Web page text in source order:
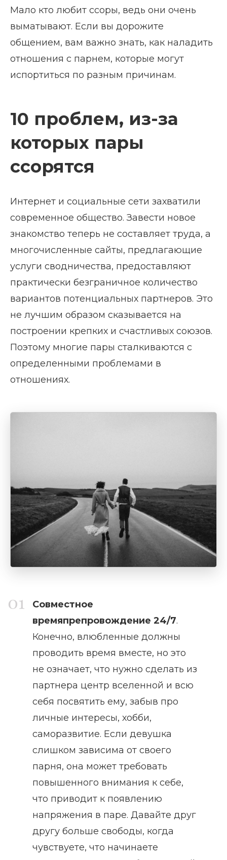
Мало кто любит ссоры, ведь они очень
выматывают. Если вы дорожите
общением, вам важно знать, как наладить
отношения с парнем, которые могут
испортиться по разным причинам.
10 проблем, из-за
которых пары
ссорятся
Интернет и социальные сети захватили
современное общество. Завести новое
знакомство теперь не составляет труда, а
многочисленные сайты, предлагающие
услуги сводничества, предоставляют
практически безграничное количество
вариантов потенциальных партнеров. Это
не лучшим образом сказывается на
построении крепких и счастливых союзов.
Поэтому многие пары сталкиваются с
определенными проблемами в
отношениях.
Совместное
времяпрепровождение 24/7.
Конечно, влюбленные должны
проводить время вместе, но это
не означает, что нужно сделать из
партнера центр вселенной и всю
себя посвятить ему, забыв про
личные интересы, хобби,
саморазвитие. Если девушка
слишком зависима от своего
парня, она может требовать
повышенного внимания к себе,
что приводит к появлению
напряжения в паре. Давайте друг
другу больше свободы, когда
чувствуете, что начинаете